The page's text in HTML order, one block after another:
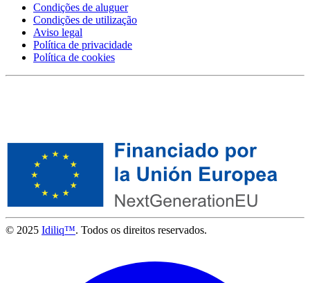
Condições de aluguer
Condições de utilização
Aviso legal
Política de privacidade
Política de cookies
© 2025 Idiliq™. Todos os direitos reservados.